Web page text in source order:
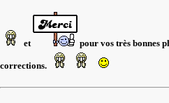
et pour vos très bonnes
corrections.